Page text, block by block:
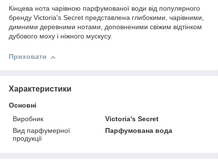
Кінцева нота чарівною парфумованої води від популярного
бренду Victoria's Secret представлена глибокими, чарівними,
димними деревними нотами, доповненими свіжим відтінком
дубового моху і ніжного мускусу.
Приховати
Характеристики
Основні
Виробник
Victoria's Secret
Вид парфумерної
продукції
Парфумована вода